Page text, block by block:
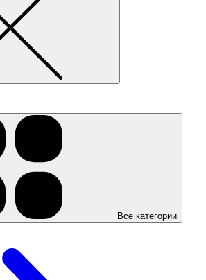
Все категории